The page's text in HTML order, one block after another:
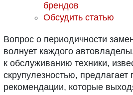
брендов
Обсудить статью
Вопрос о периодичности
волнует каждого
к обслуживанию техники,
скрупулезностью, предлагает
рекомендации, которые